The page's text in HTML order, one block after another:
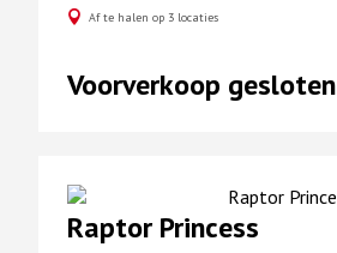
Af te halen op 3 locaties
Voorverkoop gesloten
Raptor Princess